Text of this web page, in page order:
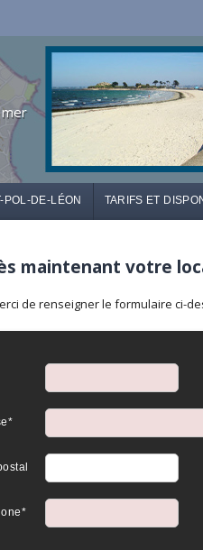
POL-DE-LÉON TARIFS ET
maintenant votre
de renseigner le formulaire ci-